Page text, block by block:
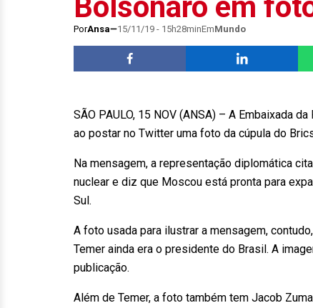
PorAnsa 15/11/19 - 15h28minEmMundo
SÃO PAULO, 15 NOV (ANSA) – A Embaixada
ao postar no Twitter uma foto da cúpula do
Na mensagem, a representação diplomática
nuclear e diz que Moscou está pronta para
Sul.
A foto usada para ilustrar a mensagem,
Temer ainda era o presidente do Brasil. A
publicação.
Além de Temer, a foto também tem Jacob